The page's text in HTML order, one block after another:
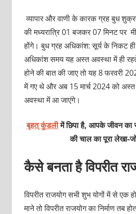
व्यापार और वाणी के कारक ग्रह बुध
की मध्यरात्रि 01 बजकर 07 मिनट पर
होंगे। बुध ग्रह अधिकांश: सूर्य के निकट
अधिकांश समय यह अस्त अवस्था में ही
होने की बात की जाए तो यह 8 फरवरी
में गए थे और अब 15 मार्च 2024 को
अवस्था में आ जाएंगे।
बृहत् कुंडलीमें छिपा है, आपके जीवन का
की चाल का पूरा लेखा-
कैसे बनता है विपरीत
विपरीत राजयोग सभी शुभ योगों में से एक
माने तो विपरीत राजयोग का निर्माण तब